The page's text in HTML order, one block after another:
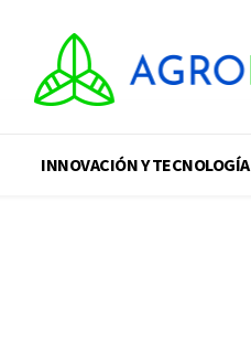
INNOVACIÓN Y TECNOLOGÍA